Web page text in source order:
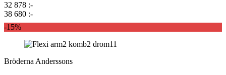
32 878 :-
38 680 :-
-15%
Bröderna Anderssons